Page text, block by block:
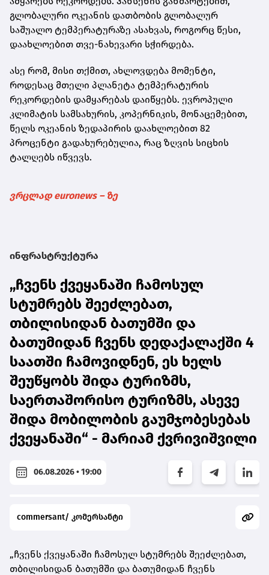
გლობალური ოკეანის დათბობის გლობალურ
საშუალო ტემპერატურაზე ასახვას, როგორც წესი,
დაახლოებით თვე-ნახევარი სჭირდება.
ასე რომ, მისი თქმით, ახლოვდება მომენტი,
როდესაც მთელი პლანეტა ტემპერატურის
რეკორდების დამყარებას დაიწყებს. ევროპული
კლიმატის სამსახურის, კოპერნიკის, მონაცემებით,
წელს ოკეანის ზედაპირის დაახლოებით 82
პროცენტი გადახურებულია, რაც ზღვის სიცხის
ტალღებს იწვევს.
ვრცლად euronews – ზე
ინფრასტრუქტურა
„ჩვენს ქვეყანაში ჩამოსულ
სტუმრებს შეეძლებათ,
თბილისიდან ბათუმში და
ბათუმიდან ჩვენს დედაქალაქში 4
საათში ჩამოვიდნენ, ეს ხელს
შეუწყობს შიდა ტურიზმს,
საერთაშორისო ტურიზმს, ასევე
შიდა მობილობის გაუმჯობესებას
ქვეყანაში“ - მარიამ ქვრივიშვილი
06.08.2026 • 19:00
commersant/ კომერსანტი
„ჩვენს ქვეყანაში ჩამოსულ სტუმრებს შეეძლებათ,
თბილისიდან ბათუმში და ბათუმიდან ჩვენს